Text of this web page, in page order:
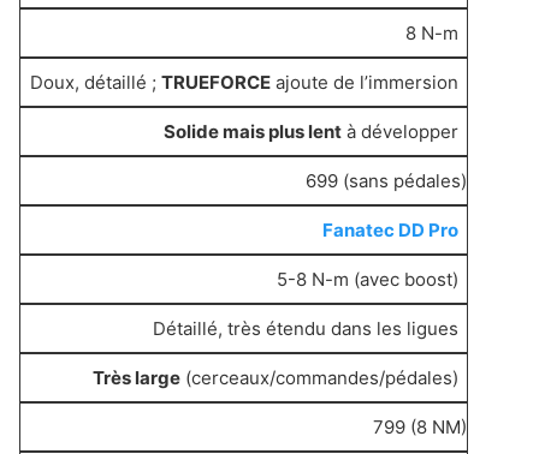
8 N-m
Doux, détaillé ; TRUEFORCEajoute de l’immersion
Solide mais plus lentà développer
699 (sans pédales)
Fanatec DD Pro
5-8 N-m (avec boost)
Détaillé, très étendu dans les ligues
Très large(cerceaux/commandes/pédales)
799 (8 NM)